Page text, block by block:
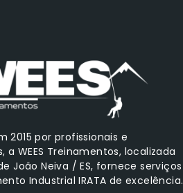
2015 por profissionais e
a WEES Treinamentos, localizada
João Neiva / ES, fornece serviços
Industrial IRATA de excelência.